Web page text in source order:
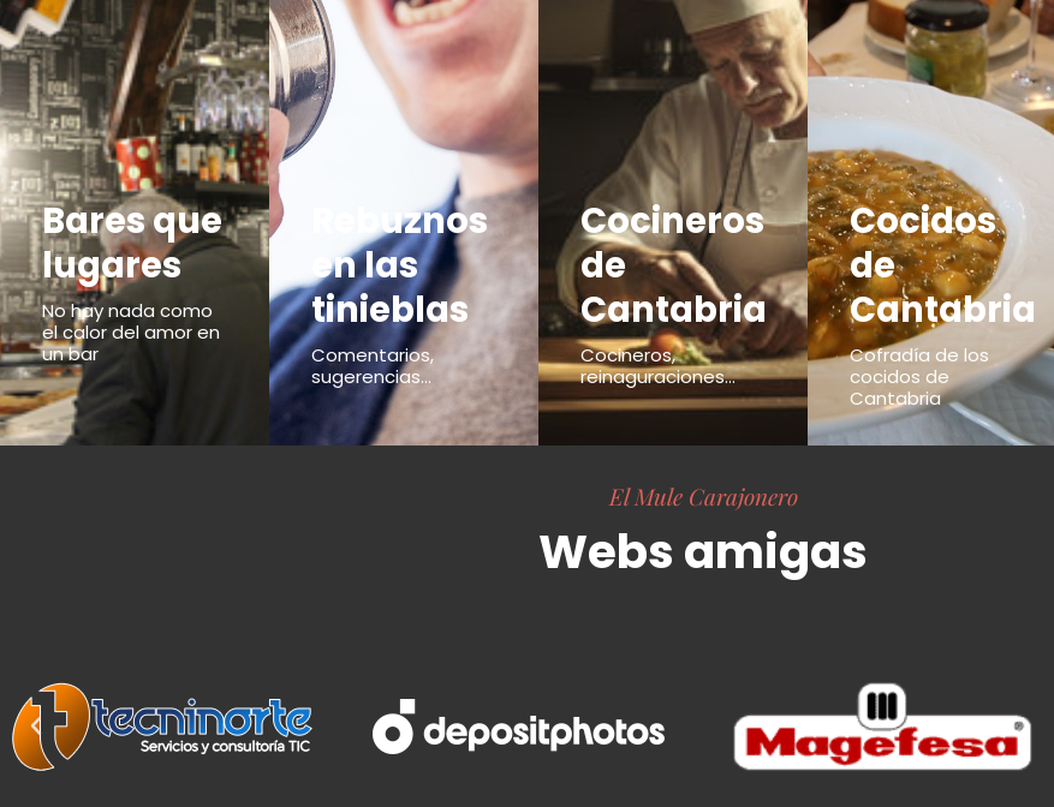
Bares que
lugares
No hay nada como
el calor del amor en
un bar
Rebuznos
en las
tinieblas
Comentarios,
sugerencias...
Cocineros
de
Cantabria
Cocineros,
reinaguraciones...
Cocidos
de
Cantabria
Cofradía de los
cocidos de
Cantabria
El Mule Carajonero
Webs amigas